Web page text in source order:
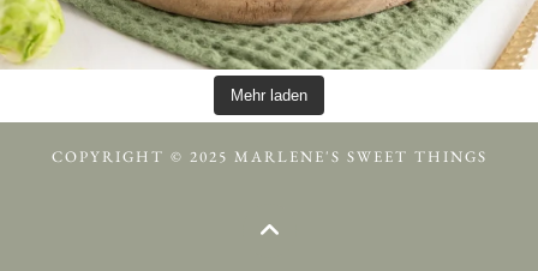
Mehr laden
COPYRIGHT © 2025 MARLENE'S SWEET THINGS